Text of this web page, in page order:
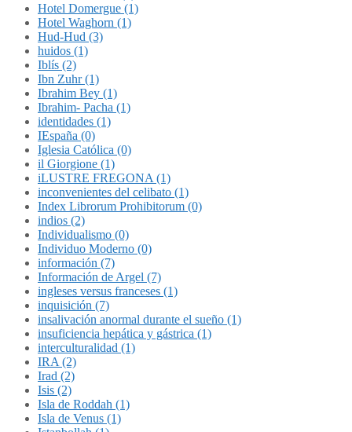
Hotel Domergue (1)
Hotel Waghorn (1)
Hud-Hud (3)
huidos (1)
Iblís (2)
Ibn Zuhr (1)
Ibrahim Bey (1)
Ibrahim- Pacha (1)
identidades (1)
IEspaña (0)
Iglesia Católica (0)
il Giorgione (1)
iLUSTRE FREGONA (1)
inconvenientes del celibato (1)
Index Librorum Prohibitorum (0)
indios (2)
Individualismo (0)
Individuo Moderno (0)
información (7)
Información de Argel (7)
ingleses versus franceses (1)
inquisición (7)
insalivación anormal durante el sueño (1)
insuficiencia hepática y gástrica (1)
interculturalidad (1)
IRA (2)
Irad (2)
Isis (2)
Isla de Roddah (1)
Isla de Venus (1)